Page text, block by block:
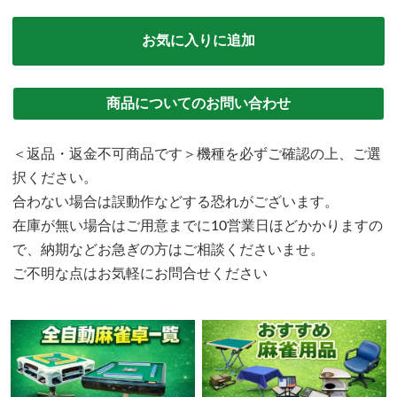
お気に入りに追加
商品についてのお問い合わせ
＜返品・返金不可商品です＞機種を必ずご確認の上、ご選
択ください。
合わない場合は誤動作などする恐れがございます。
在庫が無い場合はご用意までに10営業日ほどかかりますの
で、納期などお急ぎの方はご相談くださいませ。
ご不明な点はお気軽にお問合せください